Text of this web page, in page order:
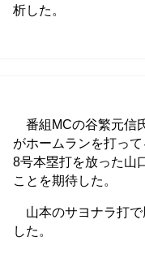
析した。
番組MCの谷繁元信
がホームランを打っ
8号本塁打を放った山
ことを期待した。
山本のサヨナラ打で
した。